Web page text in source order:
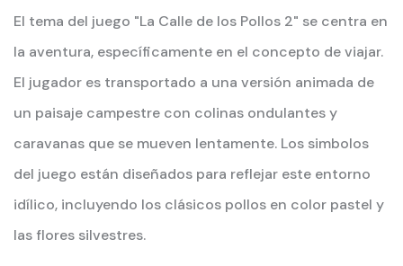
El tema del juego "La Calle de los Pollos 2" se centra en
la aventura, específicamente en el concepto de viajar.
El jugador es transportado a una versión animada de
un paisaje campestre con colinas ondulantes y
caravanas que se mueven lentamente. Los simbolos
del juego están diseñados para reflejar este entorno
idílico, incluyendo los clásicos pollos en color pastel y
las flores silvestres.